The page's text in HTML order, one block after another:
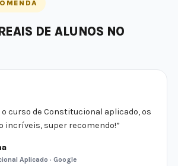
DE ALUNOS NO
o curso de Constitucional aplicado, os
incríveis, super recomendo!”
Aplicado · Google